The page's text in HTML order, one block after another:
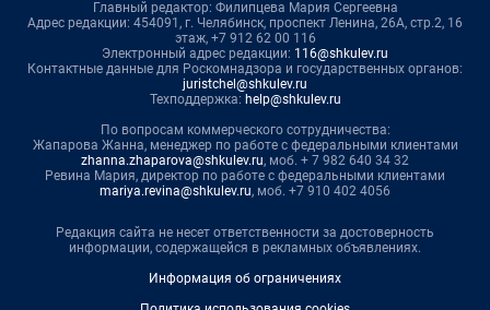
Главный редактор: Филипцева Мария Сергеевна
Адрес редакции: 454091, г. Челябинск, проспект Ленина, 26А, стр.2, 16
этаж, +7 912 62 00 116
Электронный адрес редакции: 116@shkulev.ru
Контактные данные для Роскомнадзора и государственных органов:
juristchel@shkulev.ru
Техподдержка: help@shkulev.ru
По вопросам коммерческого сотрудничества:
Жапарова Жанна, менеджер по работе с федеральными клиентами
zhanna.zhaparova@shkulev.ru, моб. + 7 982 640 34 32
Ревина Мария, директор по работе с федеральными клиентами
mariya.revina@shkulev.ru, моб. +7 910 402 4056
Редакция сайта не несет ответственности за достоверность
информации, содержащейся в рекламных объявлениях.
Информация об ограничениях